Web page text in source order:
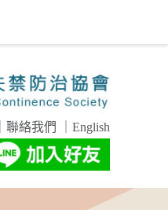
聯絡我們 English